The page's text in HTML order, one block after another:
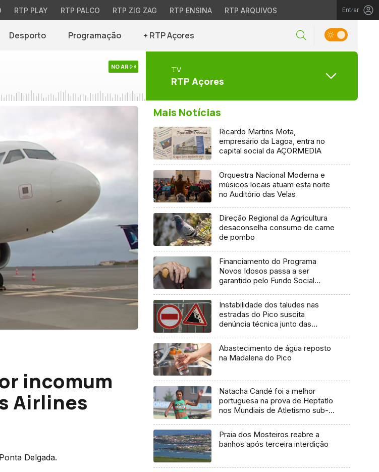
RTP PLAY RTP PALCO RTP ZIG ZAG RTP ENSINA RTP ARQUIVOS Entrar
Desporto Programação + RTP Açores
NO AR TV
RTP Açores
incomum
Airlines
Delgada.
Mais Notícias
Ricardo Martins Mota,
empresário da Lagoa, entra no
capital social da AÇORMEDIA
Orquestra Nacional Moderna e
músicos locais atuam esta noite
no Auditório das Velas
Direção Regional da Agricultura
desaconselha consumo de carne
de pombo
Financiamento do Programa
Novos Idosos passa a ser
garantido pelo Fundo Social
Instabilidade dos taludes nas
estradas do Pico suscita
denúncia técnica junto das
Abastecimento de água reposto
na Madalena do Pico
Natacha Candé foi a melhor
portuguesa na prova de Heptatlo
nos Mundiais de Atletismo sub-
Praia dos Mosteiros reabre a
banhos após terceira interdição